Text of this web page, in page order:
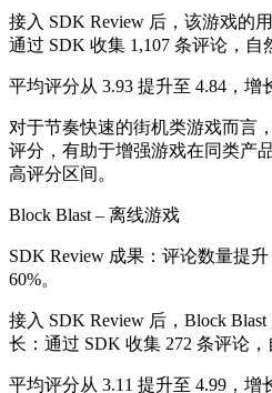
接入 SDK Review 后，该游戏的
通过 SDK 收集 1,107 条评论，自
平均评分从 3.93 提升至 4.84，增
对于节奏快速的街机类游戏而言
评分，有助于增强游戏在同类产
高评分区间。
Block Blast – 离线游戏
SDK Review 成果：评论数量提
60%。
接入 SDK Review 后，Block
长：通过 SDK 收集 272 条评论，
平均评分从 3.11 提升至 4.99，增